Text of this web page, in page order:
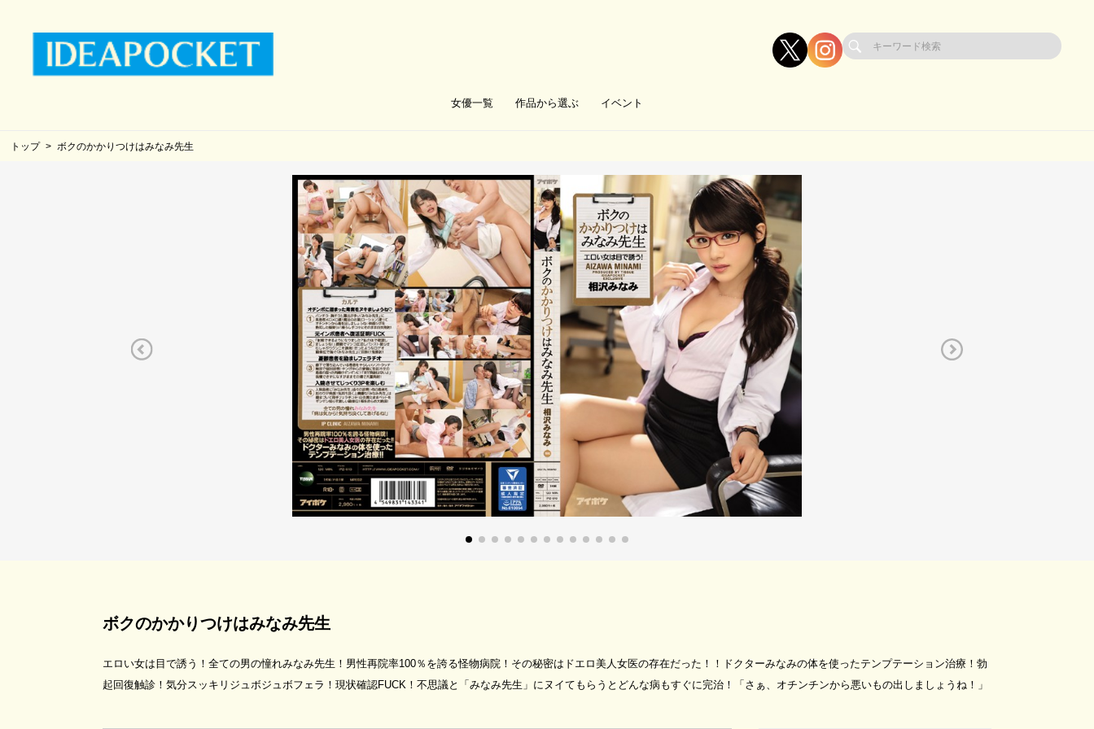
女優一覧 作品から選ぶ イベント
トップ ボクのかかりつけはみなみ先生
ボクのかかりつけはみなみ先生
エロい女は目で誘う！全ての男の憧れみなみ先生！男性再院率100％を誇る怪物病院！その秘密はドエロ美人女医の存在だった！！ドクターみなみの体を使ったテンプテーション治療！勃
起回復触診！気分スッキリジュボジュボフェラ！現状確認FUCK！不思議と「みなみ先生」にヌイてもらうとどんな病もすぐに完治！「さぁ、オチンチンから悪いもの出しましょうね！」